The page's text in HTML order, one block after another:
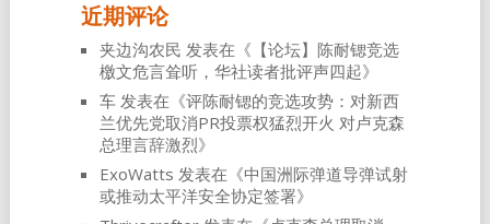
近期评论
夹边沟农民 发表在《 【论坛】陈耐锶竞选
檄文危言耸听，华社读者批评声四起》
车发表在《评陈耐锶的竞选攻势：对新西
兰优先党取消PR投票权猛烈开火 对卢克森
总理言辞激烈》
ExoWatts 发表在《中国洲际弹道导弹试射
或推动太平洋安全协定签署》